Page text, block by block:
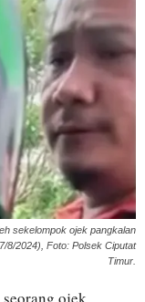
sekelompok ojek pangkalan
8/2024), Foto: Polsek Ciputat
Timur.
ojek